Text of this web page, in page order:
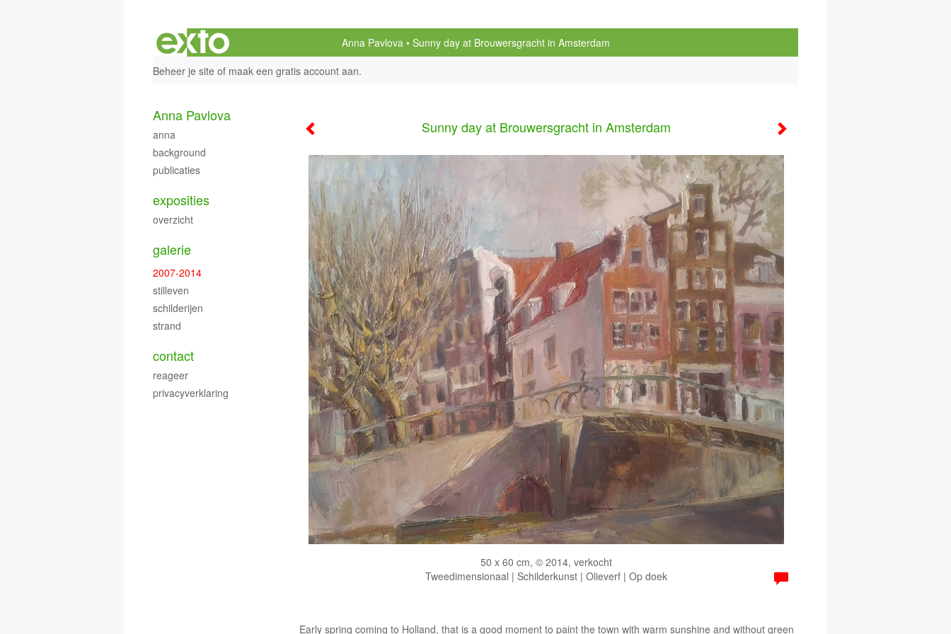
Anna Pavlova
Sunny day at Brouwersgracht in Amsterdam
Beheer je site of maak een gratis account aan.
Sunny day at Brouwersgracht in Amsterdam
50 x 60 cm, © 2014, verkocht
Tweedimensionaal | Schilderkunst | Olieverf | Op doek
Early spring coming to Holland, that is a good moment to paint the town with warm sunshine and without green
Anna Pavlova
anna
background
publicaties
exposities
overzicht
galerie
2007-2014
stilleven
schilderijen
strand
contact
reageer
privacyverklaring